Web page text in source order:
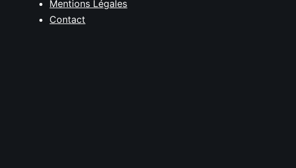
Mentions Légales
Contact